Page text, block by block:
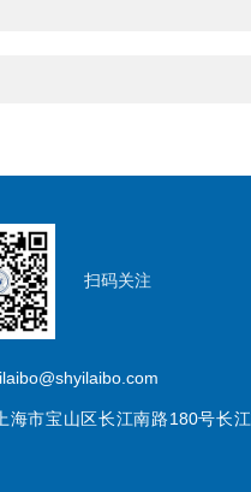
扫码关注
海市宝山区长江南路180号长